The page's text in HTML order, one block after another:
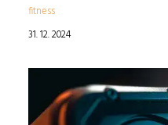
fitness
31. 12. 2024